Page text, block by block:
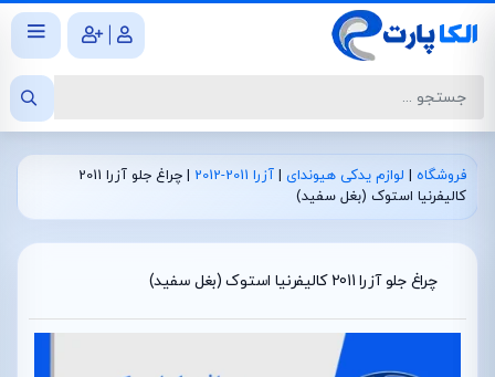
|
فروشگاه | لوازم یدکی هیوندای | آزرا 2011-2012 |
چراغ جلو آزرا 2011
کالیفرنیا استوک (بغل سفید)
چراغ جلو آزرا 2011 کالیفرنیا استوک (بغل سفید)